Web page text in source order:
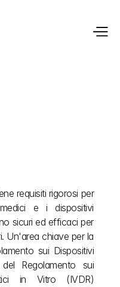
requisiti rigorosi per
e i dispositivi
sicuri ed efficaci per
Un'area chiave per la
sui Dispositivi
Regolamento sui
in Vitro (IVDR)